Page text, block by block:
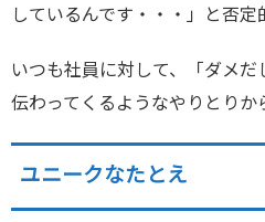
しているんです・・・」と否定
いつも社員に対して、「ダメ
伝わってくるようなやりとりか
ユニークなたとえ